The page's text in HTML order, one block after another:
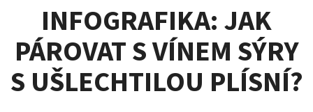
INFOGRAFIKA: JAK
PÁROVAT S VÍNEM SÝRY
S UŠLECHTILOU PLÍSNÍ?